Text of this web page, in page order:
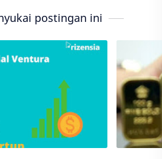
postingan ini